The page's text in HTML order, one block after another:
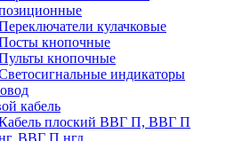
кулачковые
кнопочные
кнопочные
индикаторы
кабель
плоский ВВГ П, ВВГ П
ВВГ П нгд